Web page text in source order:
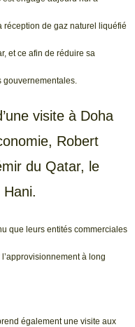
réception de gaz naturel liquéfié
et ce afin de réduire sa
gouvernementales.
visite à Doha
Robert
du Qatar, le
que leurs entités commerciales
à long
également une visite aux